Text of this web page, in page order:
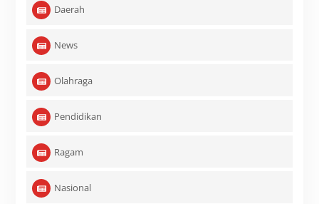
Daerah
News
Olahraga
Pendidikan
Ragam
Nasional